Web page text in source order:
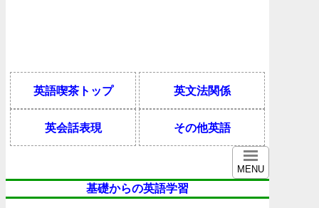
英語喫茶トップ 英文法関係
英会話表現 その他英語
MENU
基礎からの英語学習